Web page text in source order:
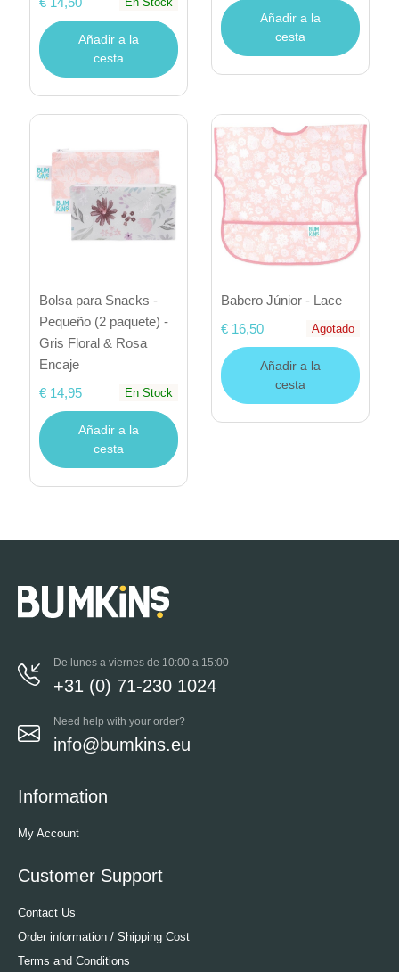
Añadir a la
cesta
Añadir a la
cesta
Bolsa para Snacks -
Pequeño (2 paquete) -
Gris Floral & Rosa
Encaje
€ 14,95
En Stock
Añadir a la
cesta
Babero Júnior - Lace
€ 16,50
Agotado
Añadir a la
cesta
De lunes a viernes de 10:00 a 15:00
+31 (0) 71-230 1024
Need help with your order?
info@bumkins.eu
Information
My Account
Customer Support
Contact Us
Order information / Shipping Cost
Terms and Conditions